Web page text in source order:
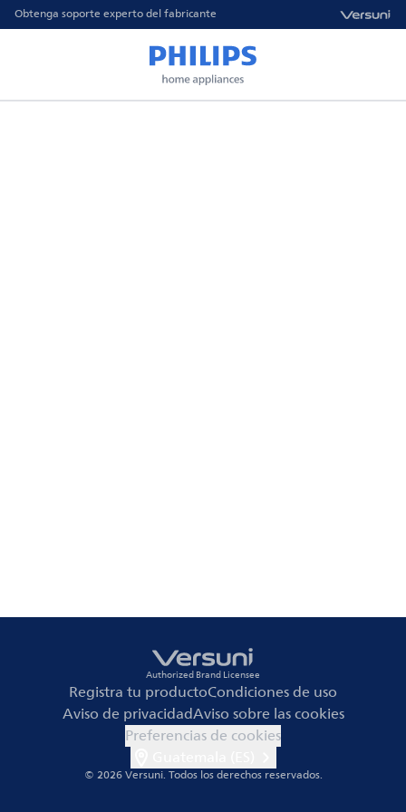
Obtenga soporte experto del fabricante
Authorized Brand Licensee
Registra tu productoCondiciones de uso
Aviso de privacidadAviso sobre las cookies
Preferencias de cookies
© 2026 Versuni.Todos los derechos reservados.